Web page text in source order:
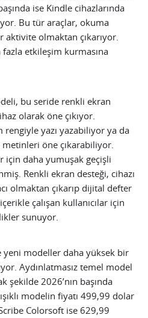
ise Kindle cihazlarında
Bu tür araçlar, okuma
olmaktan çıkarıyor.
etkileşim kurmasına
bu seride renkli ekran
olarak öne çıkıyor.
rengiyle yazı yazabiliyor ya da
metinleri öne çıkarabiliyor.
için daha yumuşak geçişli
Renkli ekran desteği, cihazı
olmaktan çıkarıp dijital defter
çalışan kullanıcılar için
sunuyor.
yeni modeller daha yüksek bir
Aydınlatmasız temel model
şekilde 2026’nın başında
modelin fiyatı 499,99 dolar
Colorsoft ise 629,99